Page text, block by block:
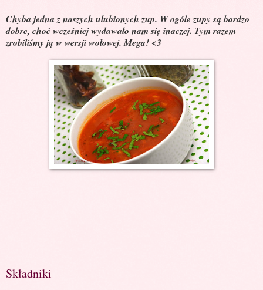
Chyba jedna z naszych ulubionych zup. W ogóle zupy są bardzo
dobre, choć wcześniej wydawało nam się inaczej. Tym razem
zrobiliśmy ją w wersji wołowej. Mega! <3
Składniki